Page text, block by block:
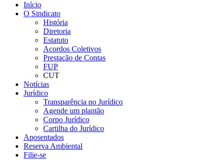
Início
O Sindicato
História
Diretoria
Estatuto
Acordos Coletivos
Prestação de Contas
FUP
CUT
Notícias
Jurídico
Transparência no Jurídico
Agende um plantão
Corpo Jurídico
Cartilha do Jurídico
Aposentados
Reserva Ambiental
Filie-se